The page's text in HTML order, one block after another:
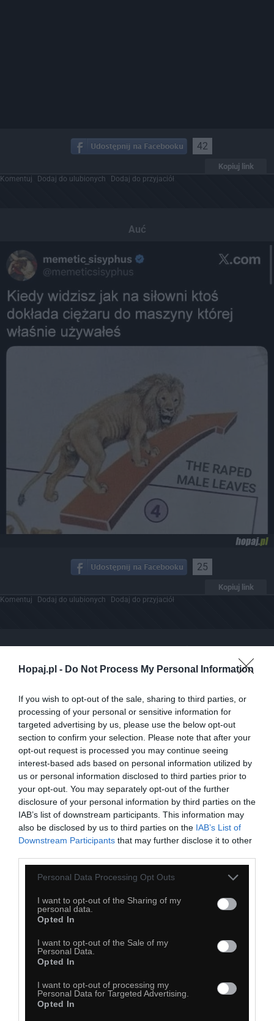
Hopaj.pl - Do Not Process My Personal Information
If you wish to opt-out of the sale, sharing to third parties, or
processing of your personal or sensitive information for
targeted advertising by us, please use the below opt-out
section to confirm your selection. Please note that after your
opt-out request is processed you may continue seeing
interest-based ads based on personal information utilized by
us or personal information disclosed to third parties prior to
your opt-out. You may separately opt-out of the further
disclosure of your personal information by third parties on the
IAB’s list of downstream participants. This information may
also be disclosed by us to third parties on the IAB’s List of
Downstream Participants that may further disclose it to other
Personal Data Processing Opt Outs
I want to opt-out of the Sharing of my
personal data.
Opted In
I want to opt-out of the Sale of my
Personal Data.
Opted In
I want to opt-out of processing my
Personal Data for Targeted Advertising.
Opted In
42
Kopiuj link
Komentuj Dodaj do ulubionych Dodaj do przyjaciół
Auć
25
Kopiuj link
Komentuj Dodaj do ulubionych Dodaj do przyjaciół
Niepowtarzalne przeżycie